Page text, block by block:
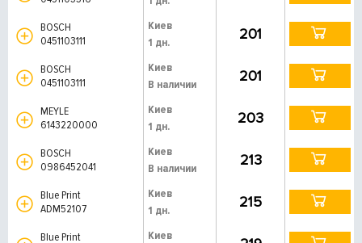
BOSCH
0451103111
Киев
1 дн.
201
BOSCH
0451103111
Киев
В наличии
201
MEYLE
6143220000
Киев
1 дн.
203
BOSCH
0986452041
Киев
В наличии
213
Blue Print
ADM52107
Киев
1 дн.
215
Blue Print
Киев